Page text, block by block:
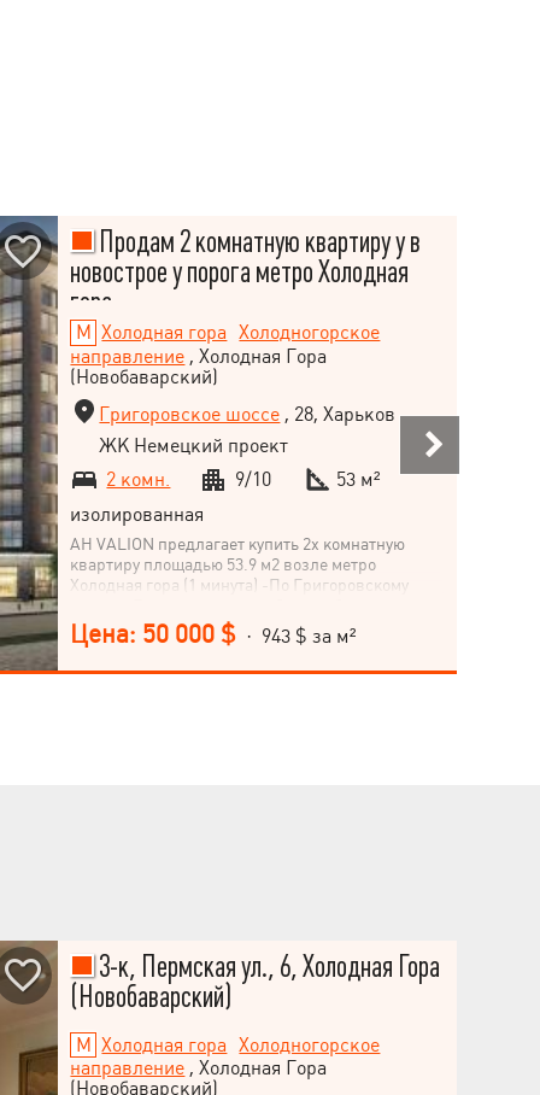
Продам 2 комнатную квартиру у в
новострое у порога метро Холодная
гора
Холодная гора
Холодногорское
направление , Холодная Гора
(Новобаварский)
Григоровское шоссе , 28, Харьков
ЖК Немецкий проект
2 комн.
9/10
53 м²
изолированная
АН VALION предлагает купить 2х комнатную
квартиру площадью 53.9 м2 возле метро
Холодная гора (1 минута) -По Григоровскому
планировка. -Рядом с домом ТРЦ Класс, Рост,
АТБ, рынок, аптеки, магазины, школы, дет. сад.
-Дом сдан. -Звоните, приходите! - Торг уместен.
Цена: 50 000 $ · 943 $ за м²
3-к, Пермская ул., 6, Холодная Гора
(Новобаварский)
Холодная гора
Холодногорское
направление , Холодная Гора
(Новобаварский)